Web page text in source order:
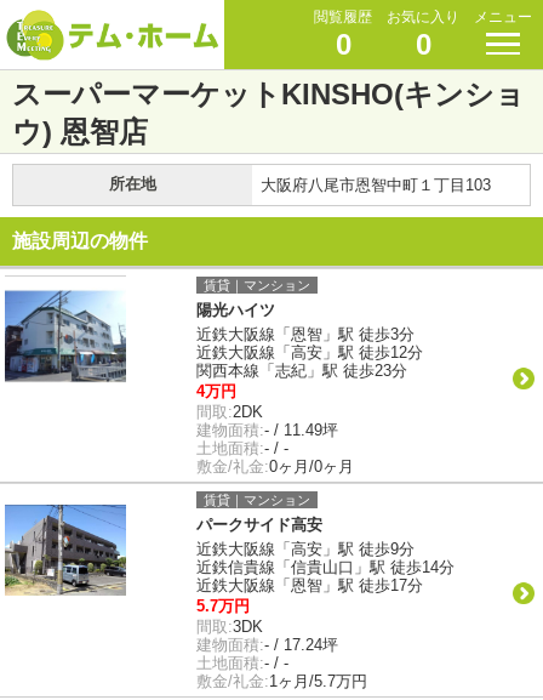
閲覧履歴
0
お気に入り
0
メニュー
スーパーマーケットKINSHO(キンショ
ウ) 恩智店
所在地 大阪府八尾市恩智中町１丁目103
施設周辺の物件
賃貸｜マンション
陽光ハイツ
近鉄大阪線「恩智」駅 徒歩3分
近鉄大阪線「高安」駅 徒歩12分
関西本線「志紀」駅 徒歩23分
4万円
間取:2DK
建物面積:- / 11.49坪
土地面積:- / -
敷金/礼金:0ヶ月/0ヶ月
賃貸｜マンション
パークサイド高安
近鉄大阪線「高安」駅 徒歩9分
近鉄信貴線「信貴山口」駅 徒歩14分
近鉄大阪線「恩智」駅 徒歩17分
5.7万円
間取:3DK
建物面積:- / 17.24坪
土地面積:- / -
敷金/礼金:1ヶ月/5.7万円